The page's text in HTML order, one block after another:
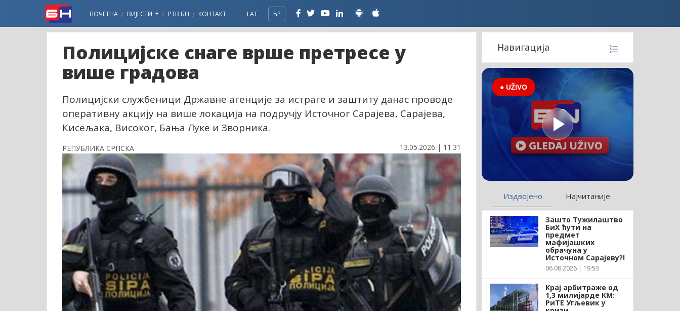
ПОЧЕТНА ВИЈЕСТИ РТВ БН КОНТАКТ LAT ЋР
Полицијске снаге врше претресе у
више градова
Полицијски службеници Државне агенције за истраге и заштиту данас проводе
оперативну акцију на више локација на подручју Источног Сарајева, Сарајева,
Кисељака, Високог, Бања Луке и Зворника.
РЕПУБЛИКА СРПСКА 13.05.2026 | 11:31
Навигација
● UŽIVO
Издвојено Најчитаније
Зашто Тужилаштво
БиХ ћути на
предмет
мафијашких
обрачуна у
Источном Сарајеву?!
06.08.2026 | 19:53
Крај арбитраже од
1,3 милијарде КМ:
РиТЕ Угљевик у